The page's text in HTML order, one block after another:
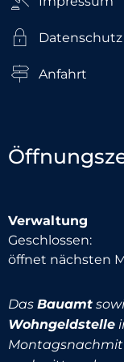
Datenschutz
Anfahrt
Verwaltung
Klicken, um
Geschlossen:
öffnet nächsten
Das Bauamt
Wohngeldstelle